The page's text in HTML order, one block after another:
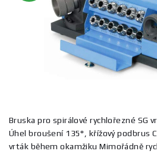
Bruska pro spirálové rychlořezné SG
Úhel broušení 135°, křížový podbrus
vrták během okamžiku Mimořádně